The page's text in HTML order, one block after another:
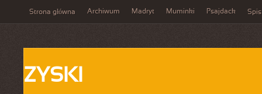
Strona główna Archiwum Madryt Muminki Psajdack Spis
ZYSKI